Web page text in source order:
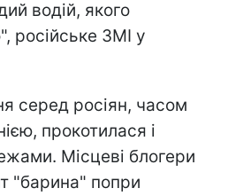
водій, якого
російське ЗМІ у
серед росіян, часом
прокотилася і
Місцеві блогери
"барина" попри